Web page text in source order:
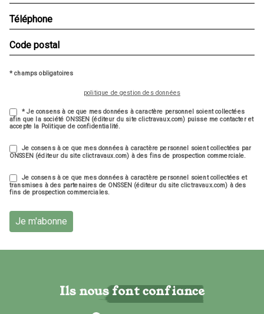
* champs obligatoires
politique de gestion des données
* Je consens à ce que mes données à caractère personnel soient collectées
afin que la société ONSSEN (éditeur du site clictravaux.com) puisse me contacter et
accepte la Politique de confidentialité.
Je consens à ce que mes données à caractère personnel soient collectées par
ONSSEN (éditeur du site clictravaux.com) à des fins de prospection commerciale.
Je consens à ce que mes données à caractère personnel soient collectées et
transmises à des partenaires de ONSSEN (éditeur du site clictravaux.com) à des
fins de prospection commerciales.
Je m'abonne
Ils nous font confiance